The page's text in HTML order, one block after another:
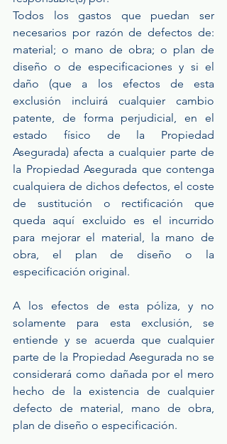
Todos los gastos que puedan ser
necesarios por razón de defectos de:
material; o mano de obra; o plan de
diseño o de especificaciones y si el
daño (que a los efectos de esta
exclusión incluirá cualquier cambio
patente, de forma perjudicial, en el
estado físico de la Propiedad
Asegurada) afecta a cualquier parte de
la Propiedad Asegurada que contenga
cualquiera de dichos defectos, el coste
de sustitución o rectificación que
queda aquí excluido es el incurrido
para mejorar el material, la mano de
obra, el plan de diseño o la
especificación original.
A los efectos de esta póliza, y no
solamente para esta exclusión, se
entiende y se acuerda que cualquier
parte de la Propiedad Asegurada no se
considerará como dañada por el mero
hecho de la existencia de cualquier
defecto de material, mano de obra,
plan de diseño o especificación.